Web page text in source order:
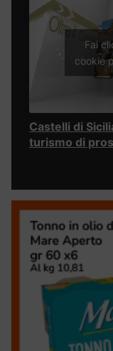
Fai
cookie
Castelli di
turismo di